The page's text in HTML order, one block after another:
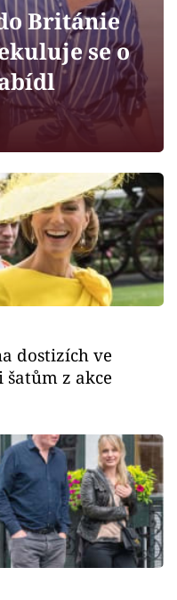
Vary
Británie
se o
dostizích ve
z akce